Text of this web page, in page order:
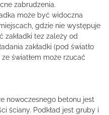
zabrudzenia.
może być widoczna
gdzie nie występuje
zakładki tez zależy od
zakładki (pod światło
światłem może rzucać
nowoczesnego betonu jest
ściany. Podkład jest gruby i